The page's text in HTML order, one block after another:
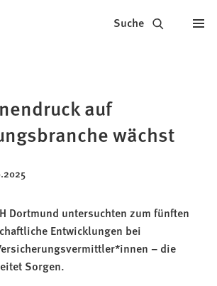
Suche
auf
wächst
Dortmund untersuchten zum fünften
Entwicklungen bei
– die
Sorgen.